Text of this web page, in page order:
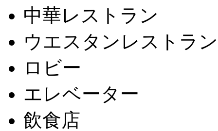
中華レストラン
ウエスタンレストラン
ロビー
エレベーター
飲食店